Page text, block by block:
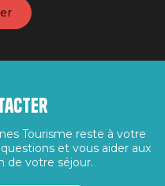
Tourisme reste à votre
et vous aider aux
de votre séjour.